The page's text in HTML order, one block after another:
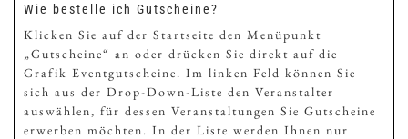
Wie bestelle ich Gutscheine?
Klicken Sie auf der Startseite den Menüpunkt
„Gutscheine“ an oder drücken Sie direkt auf die
Grafik Eventgutscheine. Im linken Feld können Sie
sich aus der Drop-Down-Liste den Veranstalter
auswählen, für dessen Veranstaltungen Sie Gutscheine
erwerben möchten. In der Liste werden Ihnen nur